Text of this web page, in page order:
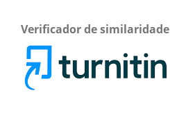
Verificador de similaridade